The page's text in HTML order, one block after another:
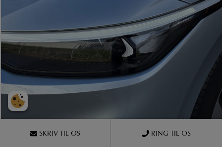
SKRIV TIL OS RING TIL OS